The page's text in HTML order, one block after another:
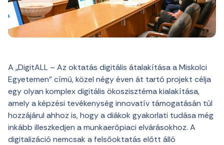
A „DigitALL – Az oktatás digitális átalakítása a Miskolci
Egyetemen” című, közel négy éven át tartó projekt célja
egy olyan komplex digitális ökoszisztéma kialakítása,
amely a képzési tevékenység innovatív támogatásán túl
hozzájárul ahhoz is, hogy a diákok gyakorlati tudása még
inkább illeszkedjen a munkaerőpiaci elvárásokhoz. A
digitalizáció nemcsak a felsőoktatás előtt álló